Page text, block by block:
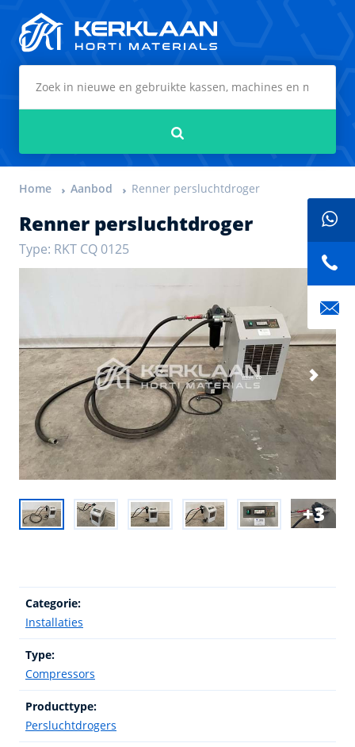
Home Aanbod Renner persluchtdroger
Renner persluchtdroger
Type: RKT CQ 0125
3
Categorie:
Installaties
Type:
Compressors
Producttype:
Persluchtdrogers